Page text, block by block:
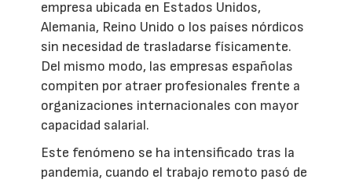
empresa ubicada en Estados Unidos,
Alemania, Reino Unido o los países nórdicos
sin necesidad de trasladarse físicamente.
Del mismo modo, las empresas españolas
compiten por atraer profesionales frente a
organizaciones internacionales con mayor
capacidad salarial.
Este fenómeno se ha intensificado tras la
pandemia, cuando el trabajo remoto pasó de